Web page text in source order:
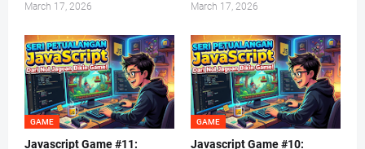
March 17, 2026 March 17, 2026
GAME
Javascript Game #11:
GAME
Javascript Game #10: